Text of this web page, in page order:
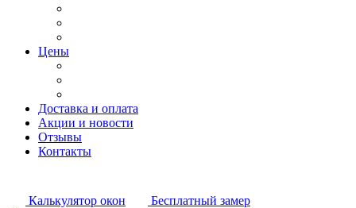
Цены
Доставка и оплата
Акции и новости
Отзывы
Контакты
Калькулятор окон Бесплатный замер